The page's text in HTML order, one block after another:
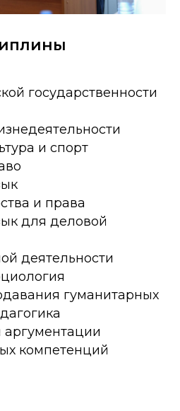
государственности
и спорт
и права
для деловой
деятельности
гуманитарных
аргументации
компетенций